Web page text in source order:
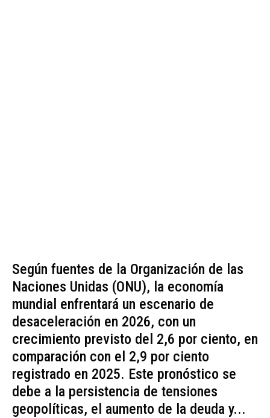
Según fuentes de la Organización de las
Naciones Unidas (ONU), la economía
mundial enfrentará un escenario de
desaceleración en 2026, con un
crecimiento previsto del 2,6 por ciento, en
comparación con el 2,9 por ciento
registrado en 2025. Este pronóstico se
debe a la persistencia de tensiones
geopolíticas, el aumento de la deuda y...